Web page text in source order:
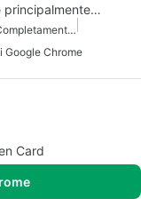
principalmente…
Migliore Estensione Di Completamento Automatico Per Chrome
Google Chrome
Card